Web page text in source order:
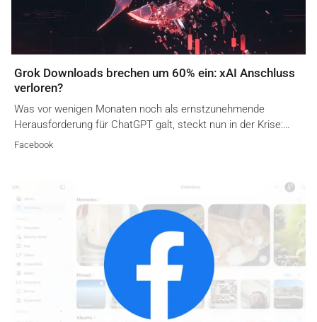
Grok Downloads brechen um 60% ein: xAI Anschluss
verloren?
Was vor wenigen Monaten noch als ernstzunehmende
Herausforderung für ChatGPT galt, steckt nun in der Krise:…
Facebook